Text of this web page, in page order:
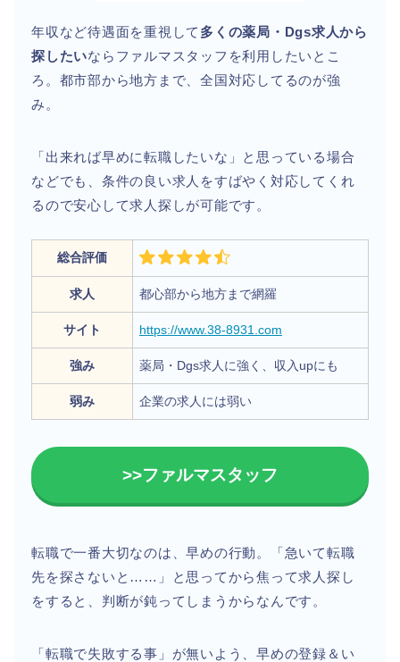
年収など待遇面を重視して 多くの薬局・Dgs求人から
探したいならファルマスタッフを利用したいとこ
ろ。都市部から地方まで、全国対応してるのが強
み。
「出来れば早めに転職したいな」と思っている場合
などでも、条件の良い求人をすばやく対応してくれ
るので安心して求人探しが可能です。
総合評価
求人 都心部から地方まで網羅
サイト https://www.38-8931.com
強み 薬局・Dgs求人に強く、収入upにも
弱み 企業の求人には弱い
>>ファルマスタッフ
転職で一番大切なのは、早めの行動。「急いて転職
先を探さないと……」と思ってから焦って求人探し
をすると、判断が鈍ってしまうからなんです。
「転職で失敗する事」が無いよう、早めの登録＆い